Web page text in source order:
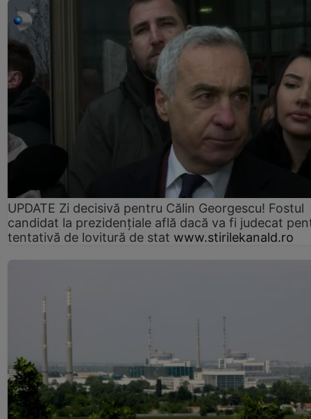
UPDATE Zi decisivă pentru Călin Georgescu! Fostul
candidat la prezidențiale află dacă va fi judecat
tentativă de lovitură de stat www.stirilekanald.ro